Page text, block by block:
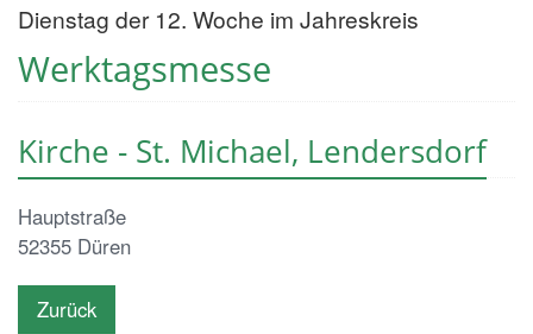
Werktagsmesse
Dienstag der 12. Woche im Jahreskreis
Kirche - St. Michael, Lendersdorf
Hauptstraße
52355 Düren
Zurück